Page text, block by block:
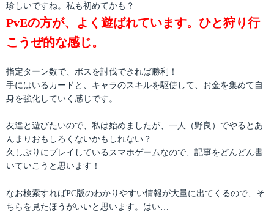
珍しいですね。私も初めてかも？
PvEの方が、よく遊ばれています。ひと狩り行
こうぜ的な感じ。
指定ターン数で、ボスを討伐できれば勝利！
手にはいるカードと、キャラのスキルを駆使して、お金を集めて自
身を強化していく感じです。
友達と遊びたいので、私は始めましたが、一人（野良）でやるとあ
んまりおもしろくないかもしれない？
久しぶりにプレイしているスマホゲームなので、記事をどんどん書
いていこうと思います！
なお検索すればPC版のわかりやすい情報が大量に出てくるので、そ
ちらを見たほうがいいと思います。はい…